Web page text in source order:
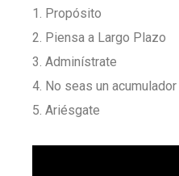
1. Propósito
2. Piensa a Largo Plazo
3. Adminístrate
4. No seas un acumulador
5. Ariésgate